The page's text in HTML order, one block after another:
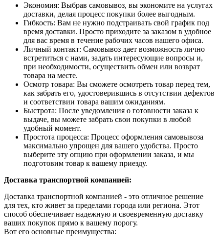
Экономия: Выбрав самовывоз, вы экономите на услугах
доставки, делая процесс покупки более выгодным.
Гибкость: Вам не нужно подстраивать свой график под
время доставки. Просто приходите за заказом в удобное
для вас время в течение рабочих часов нашего офиса.
Личный контакт: Самовывоз дает возможность лично
встретиться с нами, задать интересующие вопросы и,
при необходимости, осуществить обмен или возврат
товара на месте.
Осмотр товара: Вы сможете осмотреть товар перед тем,
как забрать его, удостоверившись в отсутствии дефектов
и соответствии товара вашим ожиданиям.
Быстрота: После уведомления о готовности заказа к
выдаче, вы можете забрать свои покупки в любой
удобный момент.
Простота процесса: Процесс оформления самовывоза
максимально упрощен для вашего удобства. Просто
выберите эту опцию при оформлении заказа, и мы
подготовим товар к вашему приезду.
Доставка транспортной компанией:
Доставка транспортной компанией - это отличное решение
для тех, кто живет за пределами города или региона. Этот
способ обеспечивает надежную и своевременную доставку
ваших покупок прямо к вашему порогу.
Вот его основные преимущества: